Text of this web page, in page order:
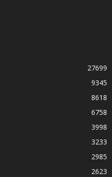
27699
9345
8618
6758
3998
3233
2985
2623